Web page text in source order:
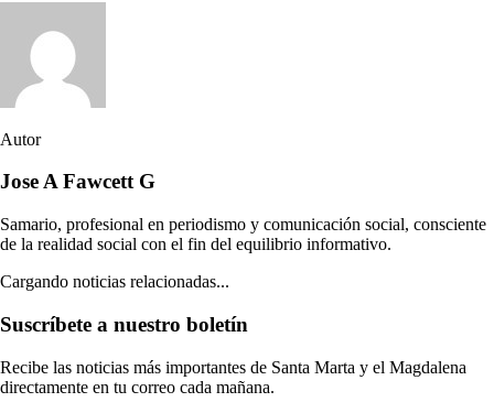
Autor
Jose A Fawcett G
Samario, profesional en periodismo y comunicación social, consciente
de la realidad social con el fin del equilibrio informativo.
Cargando noticias relacionadas...
Suscríbete a nuestro boletín
Recibe las noticias más importantes de Santa Marta y el Magdalena
directamente en tu correo cada mañana.